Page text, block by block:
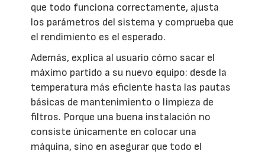
que todo funciona correctamente, ajusta
los parámetros del sistema y comprueba que
el rendimiento es el esperado.
Además, explica al usuario cómo sacar el
máximo partido a su nuevo equipo: desde la
temperatura más eficiente hasta las pautas
básicas de mantenimiento o limpieza de
filtros. Porque una buena instalación no
consiste únicamente en colocar una
máquina, sino en asegurar que todo el